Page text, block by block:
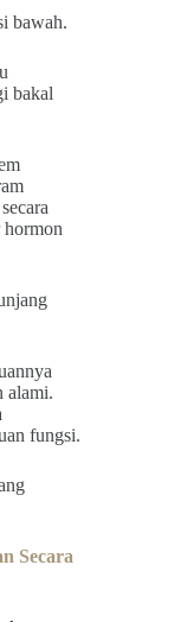
bawah.
bakal
hormon
alami.
fungsi.
Secara